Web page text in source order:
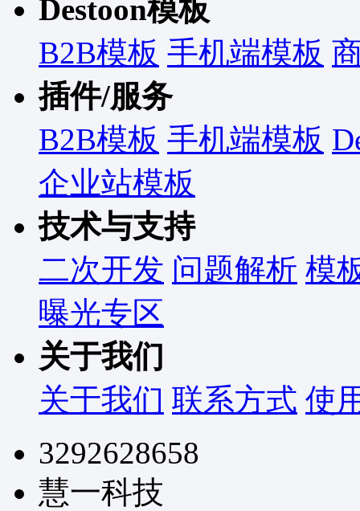
Destoon模板
B2B模板 手机端模板
插件/服务
B2B模板 手机端模板
企业站模板
技术与支持
二次开发 问题解析 模
曝光专区
关于我们
关于我们 联系方式 使
3292628658
慧一科技